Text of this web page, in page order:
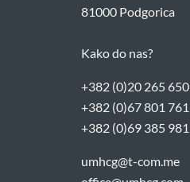
81000 Podgorica
Kako do nas?
+382 (0)20 265 650
+382 (0)67 801 761
+382 (0)69 385 981
umhcg@t-com.me